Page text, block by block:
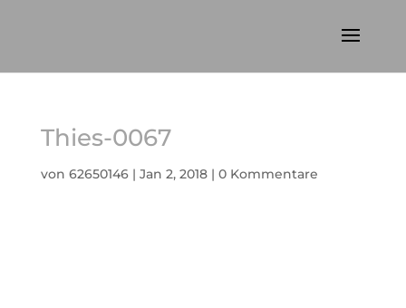
Thies-0067
von 62650146| Jan 2, 2018| 0 Kommentare